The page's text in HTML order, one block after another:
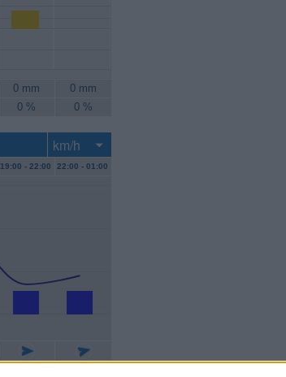
0 mm
0 mm
0 % 0 %
19:00 - 22:00 22:00 - 01:00